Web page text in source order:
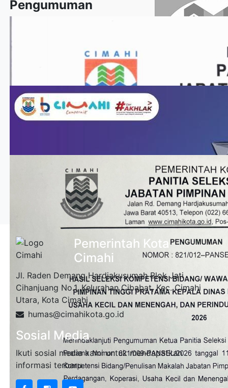
Pengumuman
Pemerintah Kota
Cimahi
Jl. Raden Demang Hardjakusumah Blok Jati
Cihanjuang No.1, Kelurahan Cibabat, Kec. Cimahi
Utara, Kota Cimahi
humas@cimahikota.go.id
Sosial Media
Ikuti sosial media kami untuk mendapatkan
informasi terbaru